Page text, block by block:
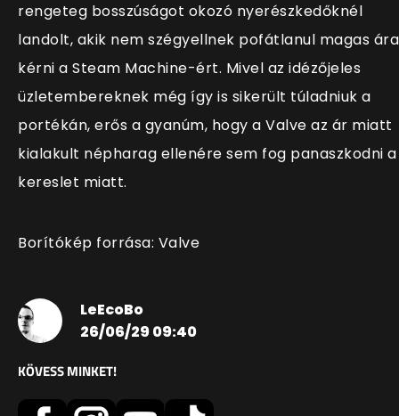
rengeteg bosszúságot okozó nyerészkedőknél
landolt, akik nem szégyellnek pofátlanul magas
kérni a Steam Machine-ért. Mivel az idézőjeles
üzletembereknek még így is sikerült túladniuk a
portékán, erős a gyanúm, hogy a Valve az ár miatt
kialakult népharag ellenére sem fog panaszkodni a
kereslet miatt.
Borítókép forrása: Valve
LeEcoBo
26/06/29 09:40
KÖVESS MINKET!